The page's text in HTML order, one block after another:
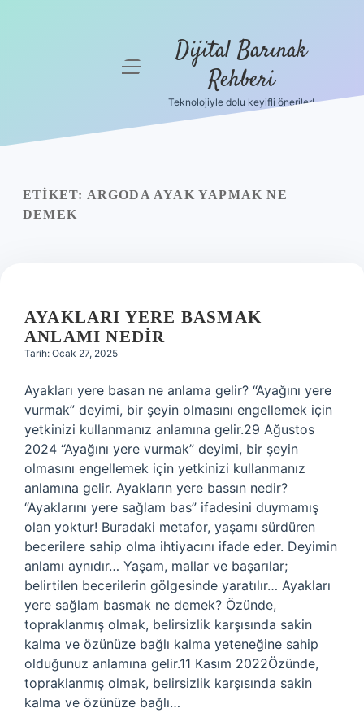
Yasal Uyarı
menüyü
Dijital Barınak
Rehberi
Teknolojiyle dolu keyifli öneriler!
ETIKET: ARGODA AYAK YAPMAK NE
DEMEK
AYAKLARI YERE BASMAK
ANLAMI NEDIR
Tarih: Ocak 27, 2025
Ayakları yere basan ne anlama gelir? “Ayağını yere
vurmak” deyimi, bir şeyin olmasını engellemek için
yetkinizi kullanmanız anlamına gelir.29 Ağustos
2024 “Ayağını yere vurmak” deyimi, bir şeyin
olmasını engellemek için yetkinizi kullanmanız
anlamına gelir. Ayakların yere bassın nedir?
“Ayaklarını yere sağlam bas” ifadesini duymamış
olan yoktur! Buradaki metafor, yaşamı sürdüren
becerilere sahip olma ihtiyacını ifade eder. Deyimin
anlamı aynıdır… Yaşam, mallar ve başarılar;
belirtilen becerilerin gölgesinde yaratılır… Ayakları
yere sağlam basmak ne demek? Özünde,
topraklanmış olmak, belirsizlik karşısında sakin
kalma ve özünüze bağlı kalma yeteneğine sahip
olduğunuz anlamına gelir.11 Kasım 2022Özünde,
topraklanmış olmak, belirsizlik karşısında sakin
kalma ve özünüze bağlı…